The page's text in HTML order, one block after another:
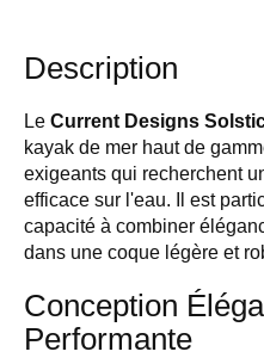
Description
Le Current Designs
kayak de mer haut de
exigeants qui recherchent
efficace sur l'eau. Il est
capacité à combiner
dans une coque légère et
Conception
Performante